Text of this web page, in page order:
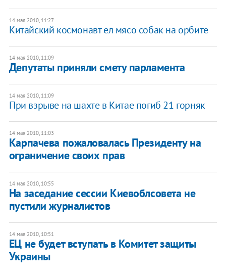
14 мая 2010, 11:27
Китайский космонавт ел мясо собак на орбите
14 мая 2010, 11:09
Депутаты приняли смету парламента
14 мая 2010, 11:09
При взрыве на шахте в Китае погиб 21 горняк
14 мая 2010, 11:03
Карпачева пожаловалась Президенту на
ограничение своих прав
14 мая 2010, 10:55
На заседание сессии Киевоблсовета не
пустили журналистов
14 мая 2010, 10:51
ЕЦ не будет вступать в Комитет защиты
Украины